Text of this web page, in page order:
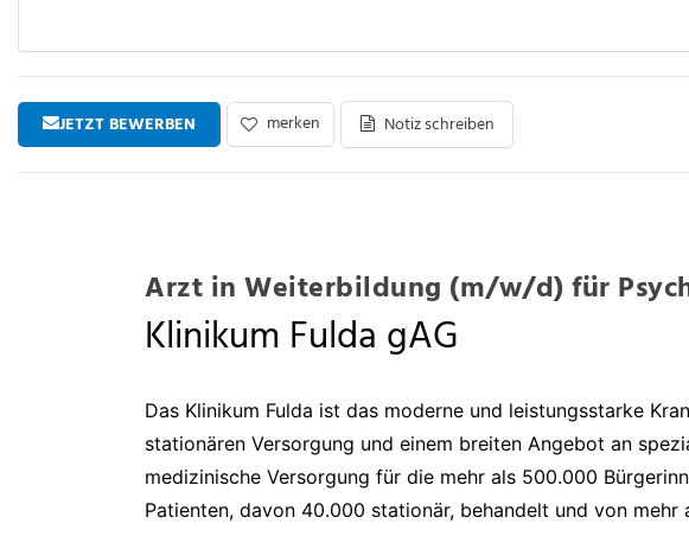
JETZT BEWERBEN merken Notiz schreiben
Arzt in Weiterbildung (m/w/d) für
Klinikum Fulda gAG
Das Klinikum Fulda ist das moderne und leistungsstarke
stationären Versorgung und einem breiten Angebot an
medizinische Versorgung für die mehr als 500.000
Patienten, davon 40.000 stationär, behandelt und von